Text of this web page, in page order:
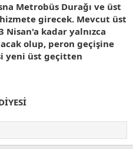
Metrobüs Durağı ve üst
girecek. Mevcut üst
kadar yalnızca
olup, peron geçişine
yeni üst geçitten